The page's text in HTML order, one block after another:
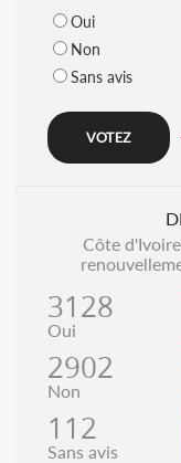
Oui
Non
Sans avis
Côte
3128
Oui
2902
Non
112
Sans avis